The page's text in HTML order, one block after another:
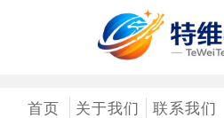
首页 关于我们 联系我们